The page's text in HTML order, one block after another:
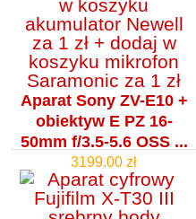
Aparat Sony ZV-E10 +
obiektyw E PZ 16-
50mm f/3.5-5.6 OSS ...
3199.00 zł